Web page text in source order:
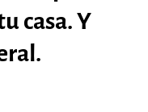
casa. Y